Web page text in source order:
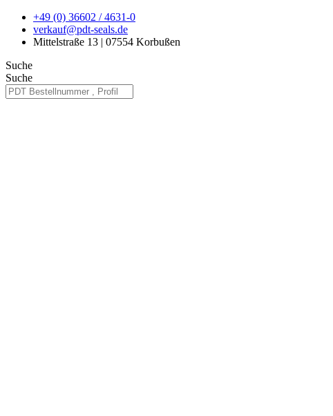
Zum
Inhalt
springen
+49 (0) 36602 / 4631-0
verkauf@pdt-seals.de
Mittelstraße 13 | 07554 Korbußen
Suche
Suche